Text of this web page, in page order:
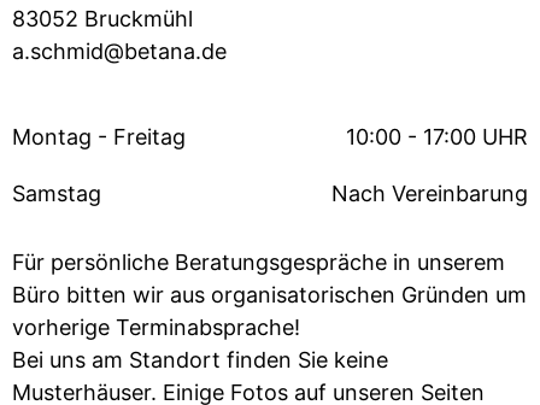
83052 Bruckmühl
a.schmid@betana.de
Montag - Freitag 10:00 - 17:00 UHR
Samstag Nach Vereinbarung
Für persönliche Beratungsgespräche in unserem
Büro bitten wir aus organisatorischen Gründen um
vorherige Terminabsprache!
Bei uns am Standort finden Sie keine
Musterhäuser. Einige Fotos auf unseren Seiten